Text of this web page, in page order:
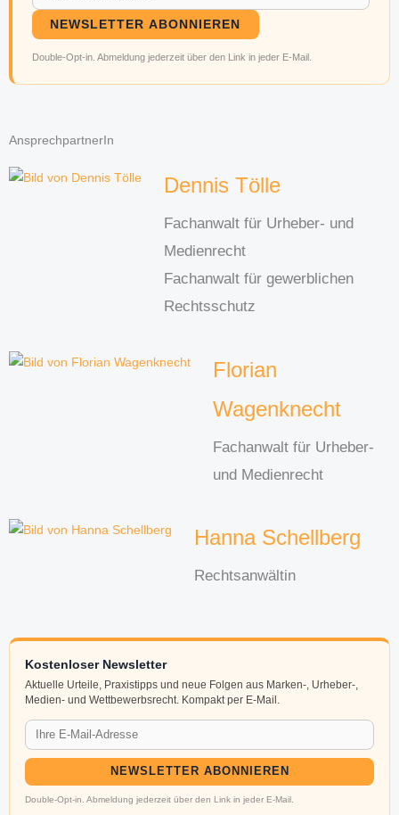
NEWSLETTER ABONNIEREN
Double-Opt-in. Abmeldung jederzeit über den Link in jeder E-Mail.
AnsprechpartnerIn
Dennis Tölle
Fachanwalt für Urheber- und
Medienrecht
Fachanwalt für gewerblichen
Rechtsschutz
Florian
Wagenknecht
Fachanwalt für Urheber-
und Medienrecht
Hanna Schellberg
Rechtsanwältin
Kostenloser Newsletter
Aktuelle Urteile, Praxistipps und neue Folgen aus Marken-, Urheber-,
Medien- und Wettbewerbsrecht. Kompakt per E-Mail.
NEWSLETTER ABONNIEREN
Double-Opt-in. Abmeldung jederzeit über den Link in jeder E-Mail.